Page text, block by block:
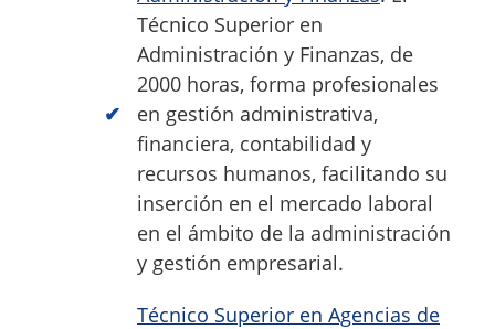
Técnico Superior en
Administración y Finanzas, de
2000 horas, forma profesionales
en gestión administrativa,
financiera, contabilidad y
recursos humanos, facilitando su
inserción en el mercado laboral
en el ámbito de la administración
y gestión empresarial.
Técnico Superior en Agencias de